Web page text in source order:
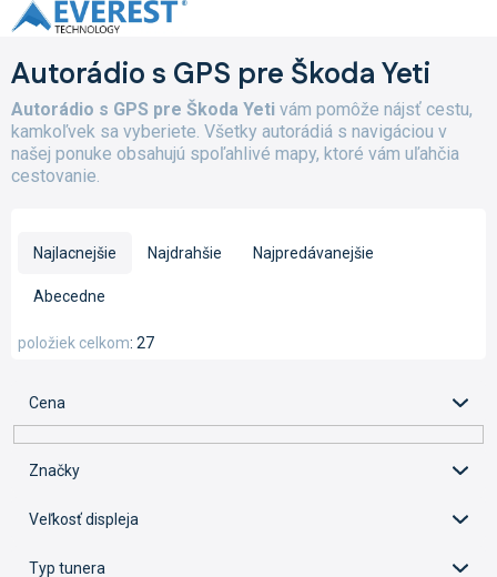
Prejsť
na
Autorádio s GPS pre Škoda Yeti
Autorádio s GPS pre Škoda Yeti vám pomôže nájsť cestu,
kamkoľvek sa vyberiete. Všetky autorádiá s navigáciou v
našej ponuke obsahujú spoľahlivé mapy, ktoré vám uľahčia
cestovanie.
i
p
r
o
d
o
Najlacnejšie Najdrahšie Najpredávanejšie
Abecedne
27
položiek celkom
Cena
Značky
Veľkosť displeja
Typ tunera